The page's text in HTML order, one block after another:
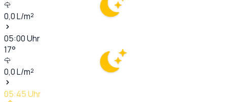
0,0L/m²
05:00Uhr
17°
0,0L/m²
05:45Uhr